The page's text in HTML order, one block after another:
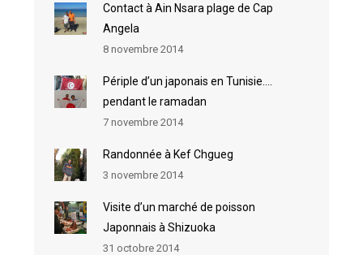
Contact à Ain Nsara plage de Cap
Angela
8 novembre 2014
Périple d’un japonais en Tunisie….
pendant le ramadan
7 novembre 2014
Randonnée à Kef Chgueg
3 novembre 2014
Visite d’un marché de poisson
Japonnais à Shizuoka
31 octobre 2014